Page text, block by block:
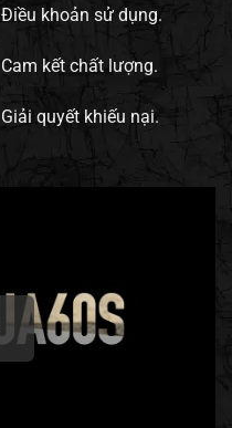
Điều khoản sử dụng.
Cam kết chất lượng.
Giải quyết khiếu nại.